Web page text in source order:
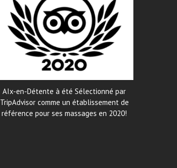
AIx-en-Détente à été Sélectionné par
TripAdvisor comme un établissement de
référence pour ses massages en 2020!